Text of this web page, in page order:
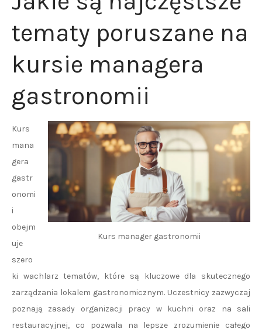
tematy poruszane na
kursie managera
gastronomii
Kurs manager gastronomii
Kurs
mana
gera
gastr
onomi
i
obejm
uje
szero
ki wachlarz tematów, które są kluczowe dla skutecznego
zarządzania lokalem gastronomicznym. Uczestnicy zazwyczaj
poznają zasady organizacji pracy w kuchni oraz na sali
restauracyjnej, co pozwala na lepsze zrozumienie całego